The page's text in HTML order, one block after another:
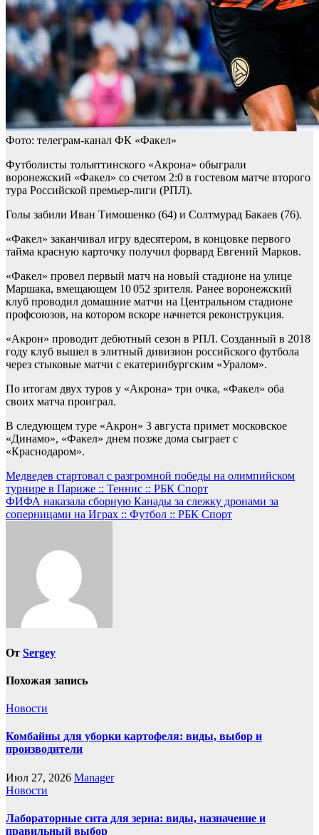
Фото: телеграм-канал ФК «Факел»
Футболисты тольяттинского «Акрона» обыграли
воронежский «Факел» со счетом 2:0 в гостевом матче второго
тура Российской премьер-лиги (РПЛ).
Голы забили Иван Тимошенко (64) и Солтмурад Бакаев (76).
«Факел» заканчивал игру вдесятером, в концовке первого
тайма красную карточку получил форвард Евгений Марков.
«Факел» провел первый матч на новый стадионе на улице
Маршака, вмещающем 10 052 зрителя. Ранее воронежский
клуб проводил домашние матчи на Центральном стадионе
профсоюзов, на котором вскоре начнется реконструкция.
«Акрон» проводит дебютный сезон в РПЛ. Созданный в 2018
году клуб вышел в элитный дивизион российского футбола
через стыковые матчи с екатеринбургским «Уралом».
По итогам двух туров у «Акрона» три очка, «Факел» оба
своих матча проиграл.
В следующем туре «Акрон» 3 августа примет московское
«Динамо», «Факел» днем позже дома сыграет с
«Краснодаром».
Навигация
по
записям
Медведев стартовал с разгромной победы на олимпийском
турнире в Париже :: Теннис :: РБК Спорт
ФИФА наказала сборную Канады за слежку дронами за
соперницами на Играх :: Футбол :: РБК Спорт
От Sergey
Похожая запись
Новости
Комбайны для уборки картофеля: виды, выбор и
производители
Июл 27, 2026 Manager
Новости
Лабораторные сита для зерна: виды, назначение и
правильный выбор